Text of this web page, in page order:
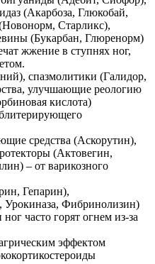
(Акарбоза, Глюкобай,
Старликс),
(Букарбан, Глюренорм)
жжение в ступнях ног,
спазмолитики (Галидор,
улучшающие реологию
кислота)
средства (Аскорутин),
(Актовегин,
– от варикозного
Гепарин),
Фибринолизин)
часто горят огнем из-за
эффектом